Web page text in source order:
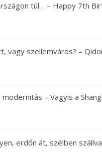
túl… – Happy 7th
vagy szellemváros? –
– Vagyis a
erdőn át, szélben